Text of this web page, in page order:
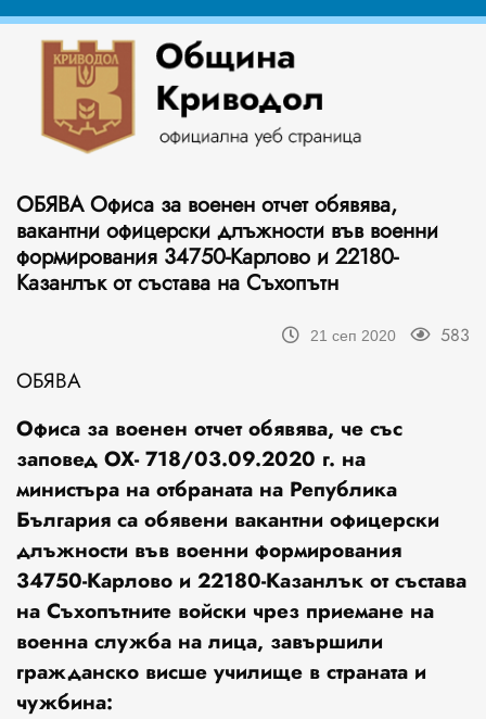
ОБЯВА Офиса за военен отчет обявява,
вакантни офицерски длъжности във военни
формирования 34750-Карлово и 22180-
Казанлък от състава на Съхопътн
21 сеп 2020 583
ОБЯВА
Офиса за военен отчетобявява, че със
заповед ОХ- 718/03.09.2020 г. на
министъра на отбраната на Република
България са обявени вакантни офицерски
длъжности във военни формирования
34750-Карлово и 22180-Казанлък от състава
на Съхопътните войски чрез приемане на
военна служба на лица, завършили
гражданско висше училище в страната и
чужбина: